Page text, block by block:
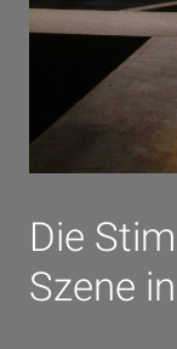
Die
Szene